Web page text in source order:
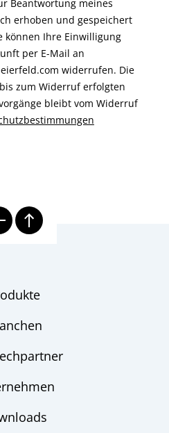
Beantwortung meines
erhoben und gespeichert
können Ihre Einwilligung
per E-Mail an
widerrufen. Die
zum Widerruf erfolgten
bleibt vom Widerruf